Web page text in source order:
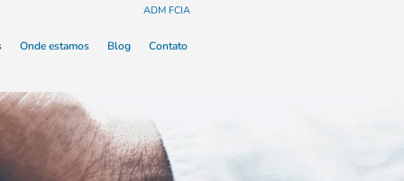
Onde estamos Blog Contato
ADM FCIA